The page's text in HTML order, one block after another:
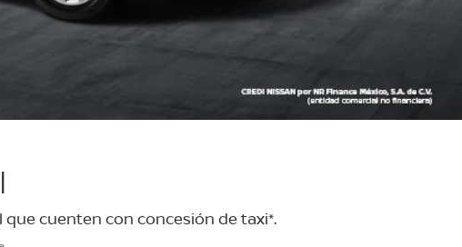
cuenten con concesión de taxi*.